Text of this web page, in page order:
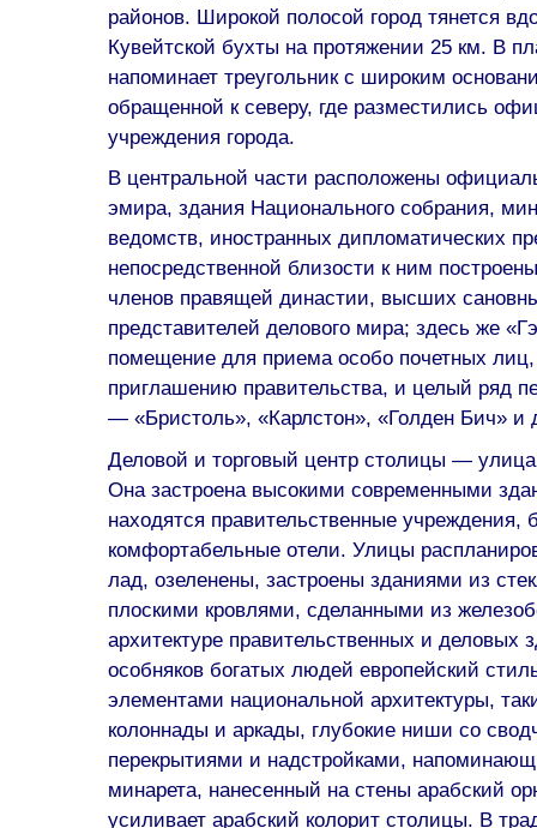
районов. Широкой полосой город тянется
Кувейтской бухты на протяжении 25 км. В
напоминает треугольник с широким
обращенной к северу, где разместились
учреждения города.
В центральной части расположены
эмира, здания Национального собрания,
ведомств, иностранных дипломатических
непосредственной близости к ним
членов правящей династии, высших
представителей делового мира; здесь же
помещение для приема особо почетных
приглашению правительства, и целый ряд
— «Бристоль», «Карлстон», «Голден Бич» и
Деловой и торговый центр столицы —
Она застроена высокими современными
находятся правительственные учреждения,
комфортабельные отели. Улицы
лад, озеленены, застроены зданиями из
плоскими кровлями, сделанными из
архитектуре правительственных и деловых
особняков богатых людей европейский
элементами национальной архитектуры,
колоннады и аркады, глубокие ниши со
перекрытиями и надстройками,
минарета, нанесенный на стены арабский
усиливает арабский колорит столицы. В